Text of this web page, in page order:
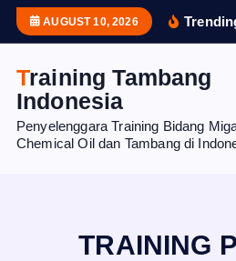
AUGUST 10, 2026
Training Tambang
Indonesia
Penyelenggara Training Bidang
Chemical Oil dan Tambang di
TRAINING